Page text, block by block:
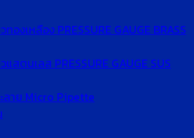
องเหลือง PRESSURE GAUGE BRASS
สตนเลส PRESSURE GAUGE SUS
ลาย Micro Pipette